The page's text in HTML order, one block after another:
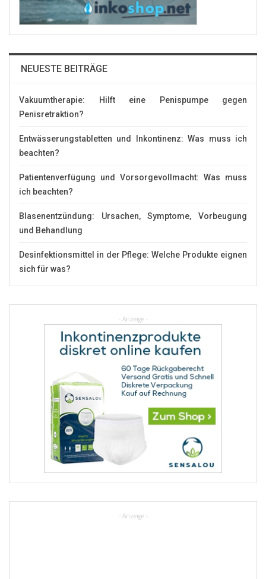
NEUESTE BEITRÄGE
Vakuumtherapie: Hilft eine Penispumpe gegen
Penisretraktion?
Entwässerungstabletten und Inkontinenz: Was muss ich
beachten?
Patientenverfügung und Vorsorgevollmacht: Was muss
ich beachten?
Blasenentzündung: Ursachen, Symptome, Vorbeugung
und Behandlung
Desinfektionsmittel in der Pflege: Welche Produkte eignen
sich für was?
- Anzeige -
- Anzeige -